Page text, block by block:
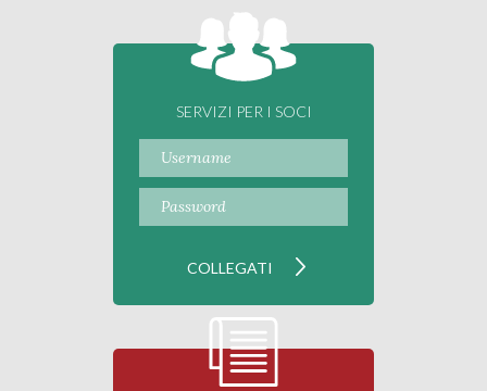
SERVIZI PER I SOCI